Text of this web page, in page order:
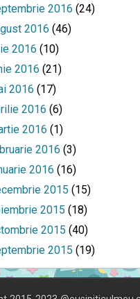
2016 (24)
2016 (46)
2016 (10)
2016 (21)
2016 (17)
2016 (6)
2016 (1)
2016 (3)
2016 (16)
2015 (15)
2015 (18)
2015 (40)
2015 (19)